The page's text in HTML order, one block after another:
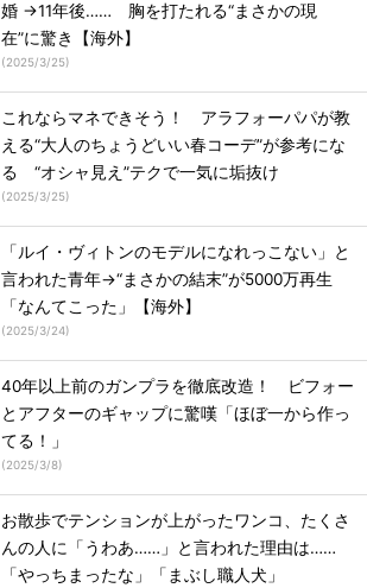
婚 →11年後…… 胸を打たれる“まさかの現
在”に驚き【海外】
(2025/3/25)
これならマネできそう！ アラフォーパパが教
える“大人のちょうどいい春コーデ”が参考にな
る “オシャ見え”テクで一気に垢抜け
(2025/3/25)
「ルイ・ヴィトンのモデルになれっこない」と
言われた青年→“まさかの結末”が5000万再生
「なんてこった」【海外】
(2025/3/24)
40年以上前のガンプラを徹底改造！ ビフォー
とアフターのギャップに驚嘆「ほぼ一から作っ
てる！」
(2025/3/8)
お散歩でテンションが上がったワンコ、たくさ
んの人に「うわあ……」と言われた理由は……
「やっちまったな」「まぶし職人犬」